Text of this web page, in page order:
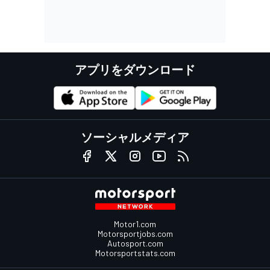
アプリをダウンロード
ソーシャルメディア
Motor1.com
Motorsportjobs.com
Autosport.com
Motorsportstats.com